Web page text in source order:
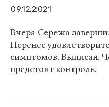
09.12.2021
Вчера Сережа
Перенес
симптомов. Выписан.
предстоит контроль.